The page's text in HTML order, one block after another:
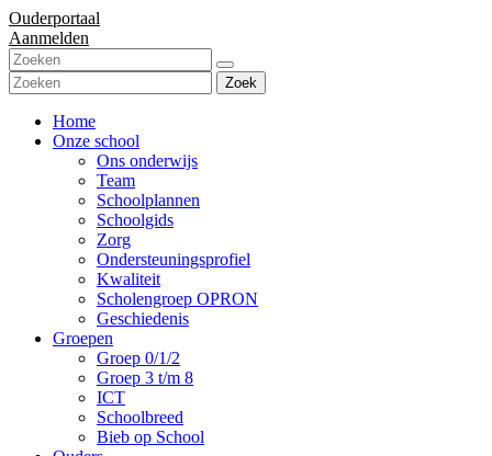
Ouderportaal
Aanmelden
Zoek
Home
Onze school
Ons onderwijs
Team
Schoolplannen
Schoolgids
Zorg
Ondersteuningsprofiel
Kwaliteit
Scholengroep OPRON
Geschiedenis
Groepen
Groep 0/1/2
Groep 3 t/m 8
ICT
Schoolbreed
Bieb op School